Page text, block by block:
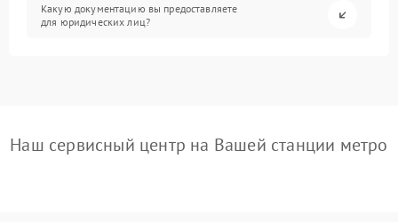
Какую документацию вы предоставляете
для юридических лиц?
Наш сервисный центр на Вашей станции метро